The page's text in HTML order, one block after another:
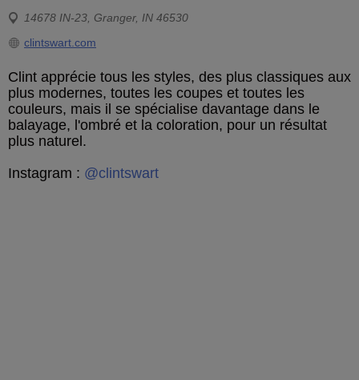
14678 IN-23, Granger, IN 46530
clintswart.com
Clint apprécie tous les styles, des plus classiques aux
plus modernes, toutes les coupes et toutes les
couleurs, mais il se spécialise davantage dans le
balayage, l'ombré et la coloration, pour un résultat
plus naturel.
Instagram : @clintswart